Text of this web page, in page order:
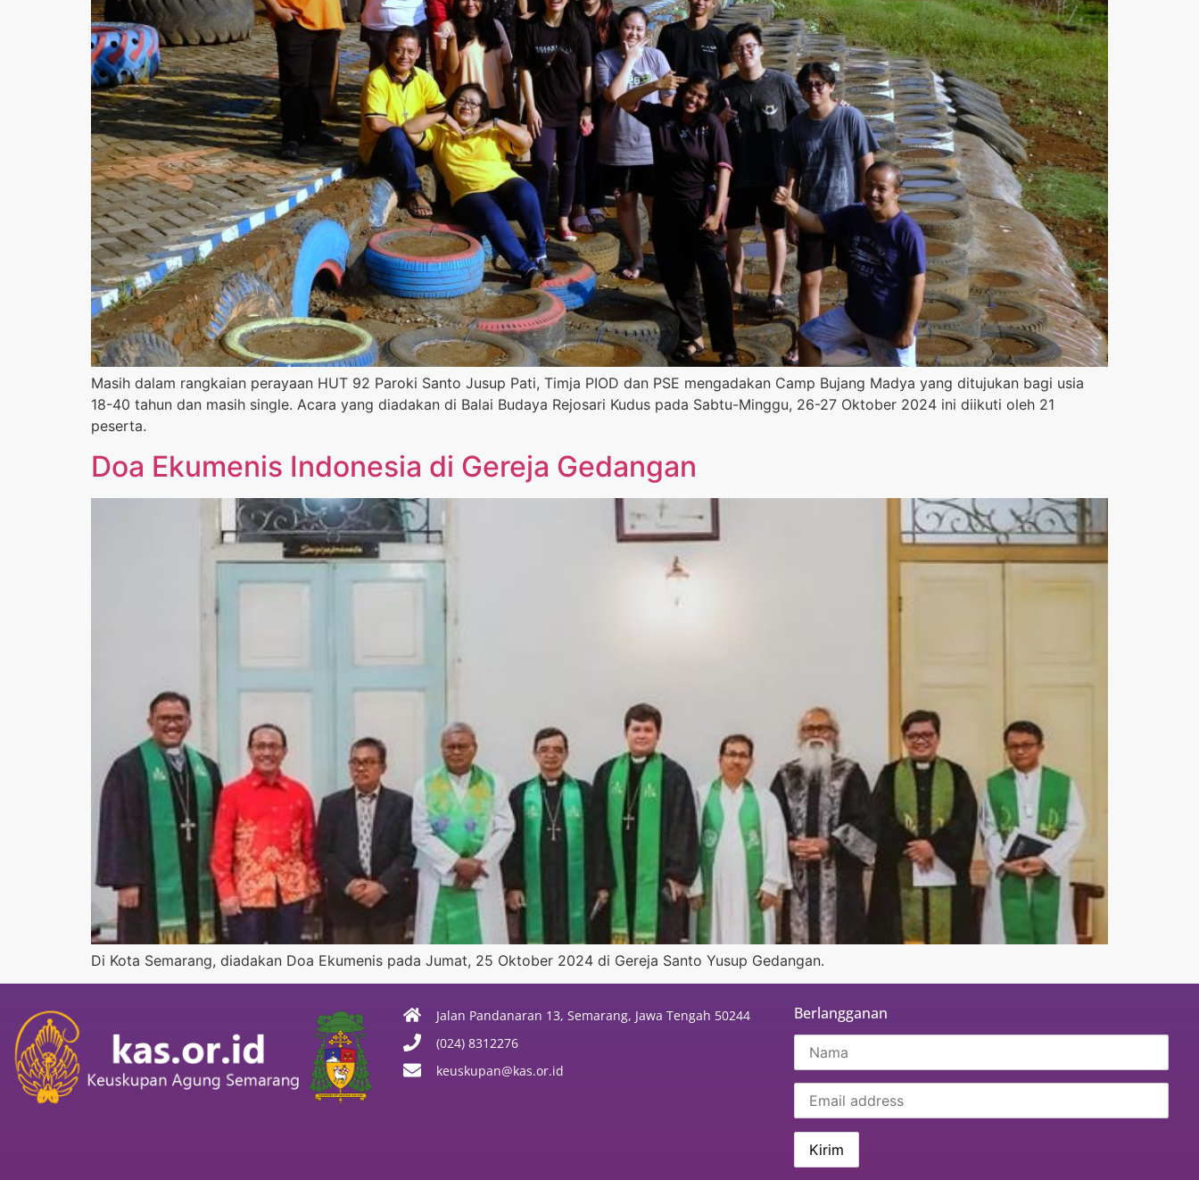
Masih dalam rangkaian perayaan HUT 92 Paroki Santo Jusup Pati, Timja PIOD dan PSE mengadakan Camp Bujang Madya yang ditujukan bagi usia
18-40 tahun dan masih single. Acara yang diadakan di Balai Budaya Rejosari Kudus pada Sabtu-Minggu, 26-27 Oktober 2024 ini diikuti oleh 21
peserta.
Doa Ekumenis Indonesia di Gereja Gedangan
Di Kota Semarang, diadakan Doa Ekumenis pada Jumat, 25 Oktober 2024 di Gereja Santo Yusup Gedangan.
Jalan Pandanaran 13, Semarang, Jawa Tengah 50244
(024) 8312276
keuskupan@kas.or.id
Berlangganan